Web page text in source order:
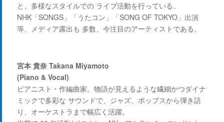
と、多様なスタイルでの ライブ活動を行っている。
NHK「SONGS」「うたコン」「SONG OF TOKYO」出演
等、メディア露出も 多数、今注目のアーティストである。
宮本 貴奈 Takana Miyamoto
(Piano & Vocal)
ピアニスト・作編曲家。物語が見えるような繊細かつダイナ
ミックで多彩な サウンドで、ジャズ、ポップスから弾き語
り、オーケストラまで幅広く活躍。